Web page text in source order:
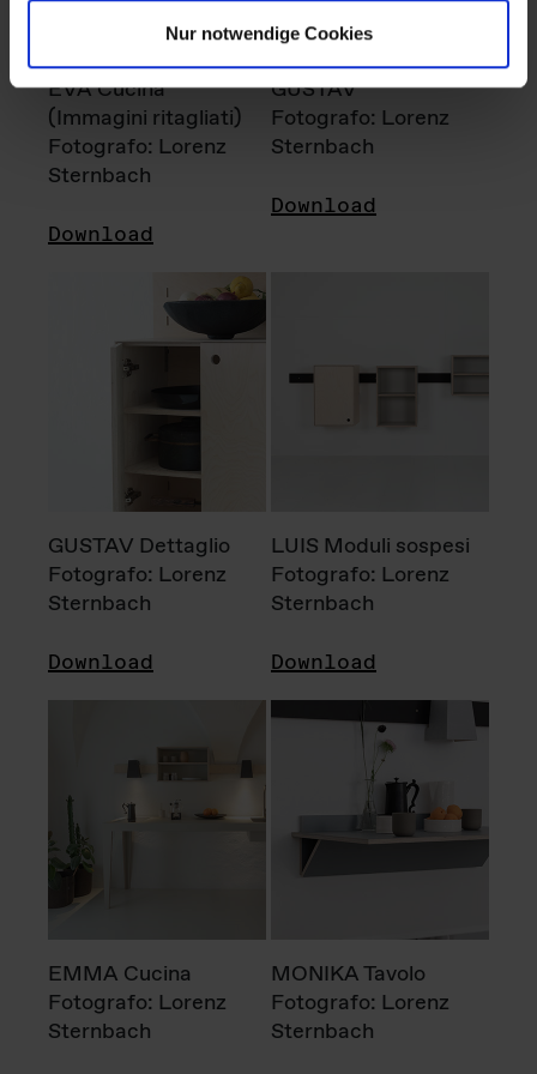
Nur notwendige Cookies
EVA Cucina
(Immagini ritagliati)
Fotografo: Lorenz
Sternbach
Download
GUSTAV
Fotografo: Lorenz
Sternbach
Download
GUSTAV Dettaglio
Fotografo: Lorenz
Sternbach
Download
LUIS Moduli sospesi
Fotografo: Lorenz
Sternbach
Download
EMMA Cucina
Fotografo: Lorenz
Sternbach
MONIKA Tavolo
Fotografo: Lorenz
Sternbach